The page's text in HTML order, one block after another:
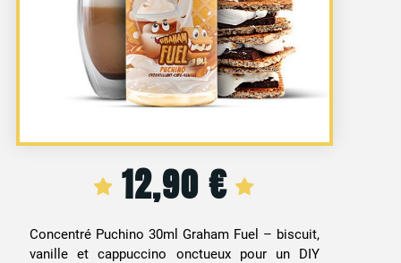
12,90€
Concentré Puchino 30ml Graham Fuel – biscuit,
vanille et cappuccino onctueux pour un DIY